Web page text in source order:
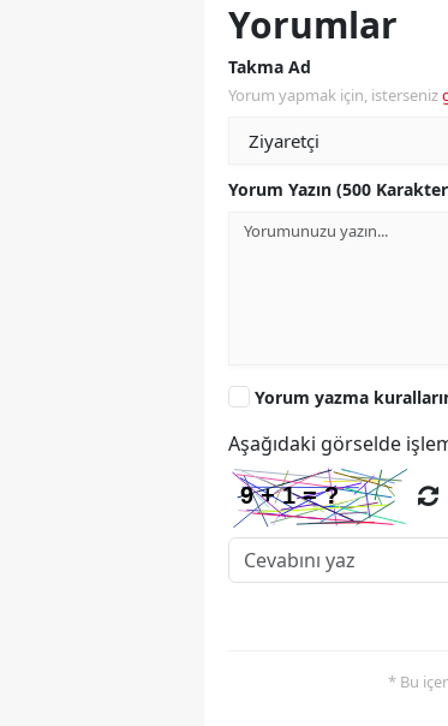
Yorumlar
Takma Ad
Yorum yapmak için, isterseniz
Yorum Yazın (500
Yorum yazma
Aşağıdaki görselde
* Bu